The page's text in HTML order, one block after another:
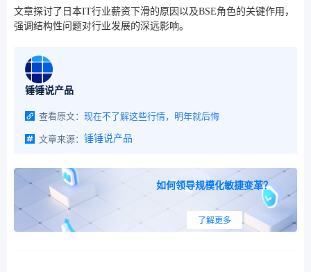
文章探讨了日本IT行业薪资下滑的原因以及BSE角色的关键作用，
强调结构性问题对行业发展的深远影响。
锤锤说产品
查看原文： 现在不了解这些行情，明年就后悔
文章来源： 锤锤说产品
如何领导规模化敏捷变革？
了解更多